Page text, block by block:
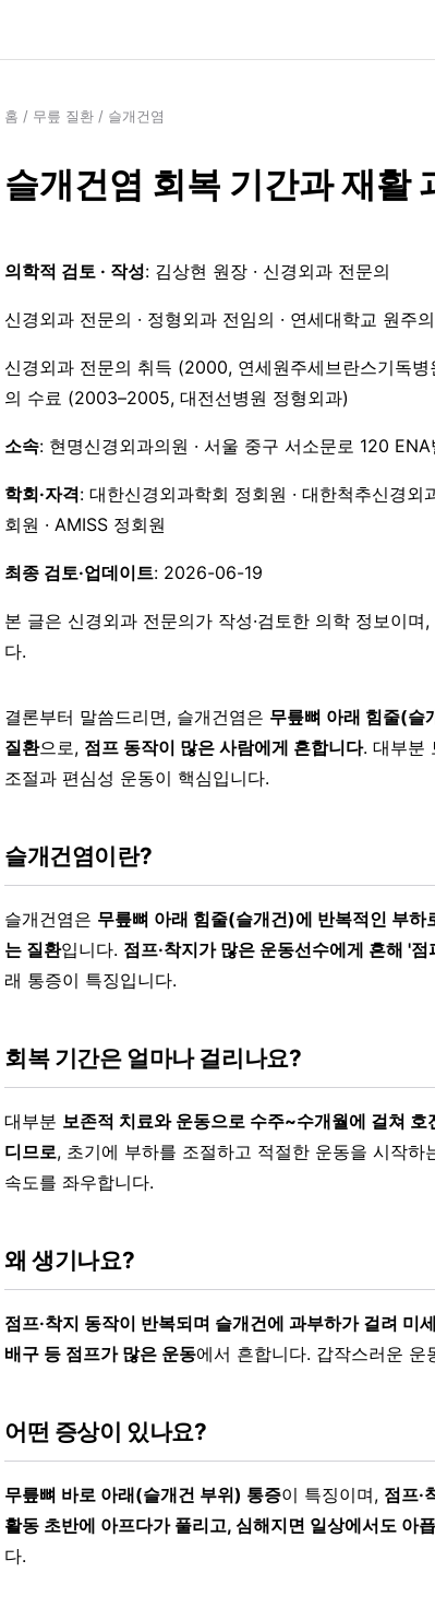
홈 / 무릎 질환 / 슬개건염
슬개건염 회복 기간과 재활
의학적 검토 · 작성: 김상현 원장 · 신경외과 전문의
신경외과 전문의 · 정형외과 전임의 · 연세대학교 원주
신경외과 전문의 취득 (2000, 연세원주세브란스기독병
의 수료 (2003–2005, 대전선병원 정형외과)
소속: 현명신경외과의원 · 서울 중구 서소문로 120
학회·자격: 대한신경외과학회 정회원 · 대한척추신경외
회원 · AMISS 정회원
최종 검토·업데이트: 2026-06-19
본 글은 신경외과 전문의가 작성·검토한 의학 정보이며
다.
결론부터 말씀드리면, 슬개건염은 무릎뼈 아래 힘줄(슬
질환으로, 점프 동작이 많은 사람에게 흔합니다. 대부분
조절과 편심성 운동이 핵심입니다.
슬개건염이란?
슬개건염은 무릎뼈 아래 힘줄(슬개건)에 반복적인 부하
는 질환입니다. 점프·착지가 많은 운동선수에게 흔해 '점
래 통증이 특징입니다.
회복 기간은 얼마나 걸리나요?
대부분 보존적 치료와 운동으로 수주~수개월에 걸쳐 호
디므로, 초기에 부하를 조절하고 적절한 운동을 시작
속도를 좌우합니다.
왜 생기나요?
점프·착지 동작이 반복되며 슬개건에 과부하가 걸려 미
배구 등 점프가 많은 운동에서 흔합니다. 갑작스러운 운
어떤 증상이 있나요?
무릎뼈 바로 아래(슬개건 부위) 통증이 특징이며, 점프·
활동 초반에 아프다가 풀리고, 심해지면 일상에서도 아
다.